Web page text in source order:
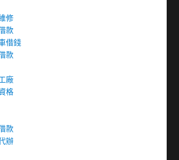
修
款
借錢
款
廠
格
款
辦